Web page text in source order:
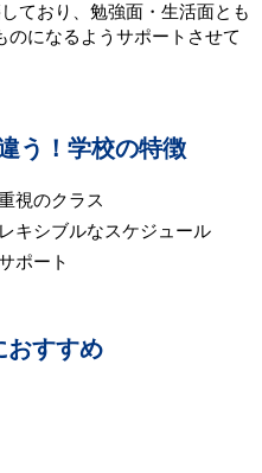
ており、勉強面・生活面とも
のになるようサポートさせて
う！学校の特徴
視のクラス
キシブルなスケジュール
ポート
おすすめ